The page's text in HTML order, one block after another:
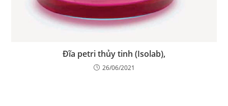
Đĩa petri thủy tinh (Isolab),
26/06/2021